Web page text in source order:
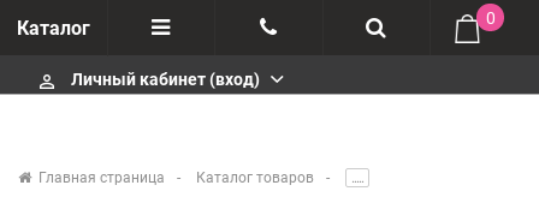
Каталог
Отзывы
+375447430404
0
perm_identity Личный кабинет (вход)
Главная страница Каталог товаров .....